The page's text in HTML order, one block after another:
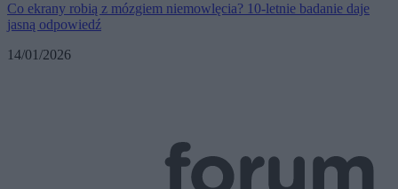
Co ekrany robią z mózgiem niemowlęcia? 10-letnie badanie daje
jasną odpowiedź
14/01/2026